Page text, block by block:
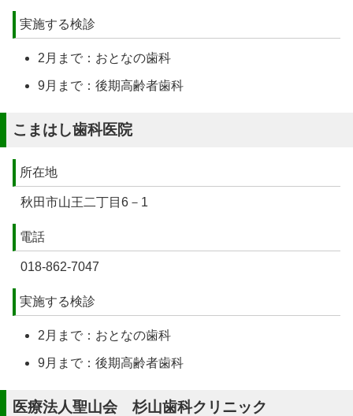
実施する検診
2月まで：おとなの歯科
9月まで：後期高齢者歯科
こまはし歯科医院
所在地
秋田市山王二丁目6－1
電話
018-862-7047
実施する検診
2月まで：おとなの歯科
9月まで：後期高齢者歯科
医療法人聖山会 杉山歯科クリニック